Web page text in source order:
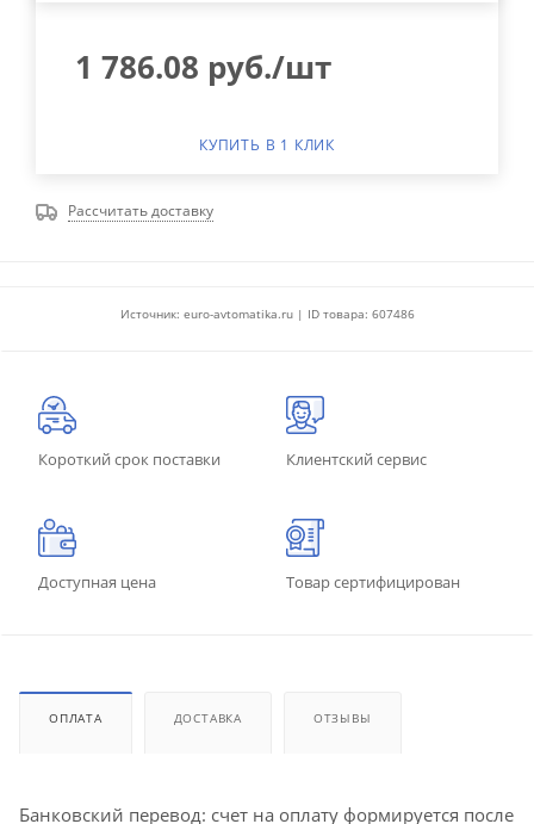
1 786.08 руб./шт
КУПИТЬ В 1 КЛИК
Рассчитать доставку
Источник: euro-avtomatika.ru | ID товара: 607486
Короткий срок поставки Клиентский сервис
Доступная цена Товар сертифицирован
ОПЛАТА ДОСТАВКА ОТЗЫВЫ
Банковский перевод: счет на оплату формируется после